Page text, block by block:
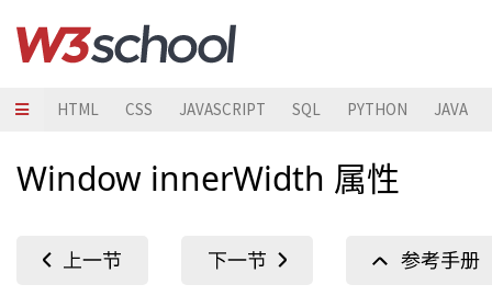
HTML CSS JAVASCRIPT SQL PYTHON JAVA
Window innerWidth 属性